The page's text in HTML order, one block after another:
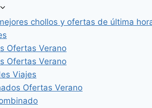
chollos y ofertas de última
Ofertas Verano
Ofertas Verano
Viajes
Ofertas Verano